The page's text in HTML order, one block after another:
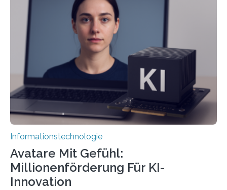
Informationstechnologie
Avatare Mit Gefühl:
Millionenförderung Für KI-
Innovation